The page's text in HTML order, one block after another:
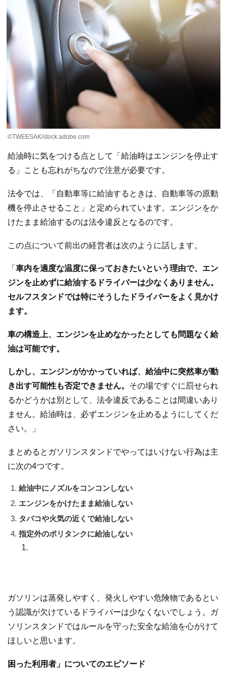
©︎TWEESAK/stock.adobe.com
給油時に気をつける点として「給油時はエンジンを停止す
る」ことも忘れがちなので注意が必要です。
法令では、「自動車等に給油するときは、自動車等の原動
機を停止させること」と定められています。エンジンをか
けたまま給油するのは法令違反となるのです。
この点について前出の経営者は次のように話します。
「 車内を適度な温度に保っておきたいという理由で、エン
ジンを止めずに給油するドライバーは少なくありません。
セルフスタンドでは特にそうしたドライバーをよく見かけ
ます。
車の構造上、エンジンを止めなかったとしても問題なく給
油は可能です。
しかし、エンジンがかかっていれば、給油中に突然車が動
き出す可能性も否定できません。 その場ですぐに罰せられ
るかどうかは別として、法令違反であることは間違いあり
ません。給油時は、必ずエンジンを止めるようにしてくだ
さい。」
まとめるとガソリンスタンドでやってはいけない行為は主
に次の4つです。
給油中にノズルをコンコンしない
エンジンをかけたまま給油しない
タバコや火気の近くで給油しない
指定外のポリタンクに給油しない
ガソリンは蒸発しやすく、発火しやすい危険物であるとい
う認識が欠けているドライバーは少なくないでしょう。ガ
ソリンスタンドではルールを守った安全な給油を心がけて
ほしいと思います。
困った利用者」についてのエピソード